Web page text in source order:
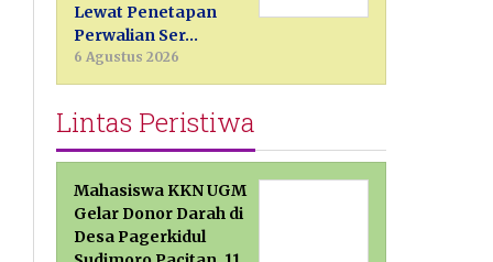
Lewat Penetapan
Perwalian Ser…
6 Agustus 2026
Lintas Peristiwa
Mahasiswa KKN UGM
Gelar Donor Darah di
Desa Pagerkidul